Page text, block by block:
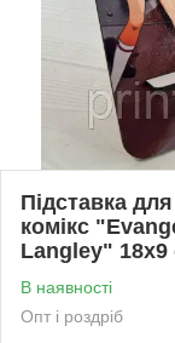
Підставка
комікс
Langley" 18х9
В наявності
Опт і роздріб